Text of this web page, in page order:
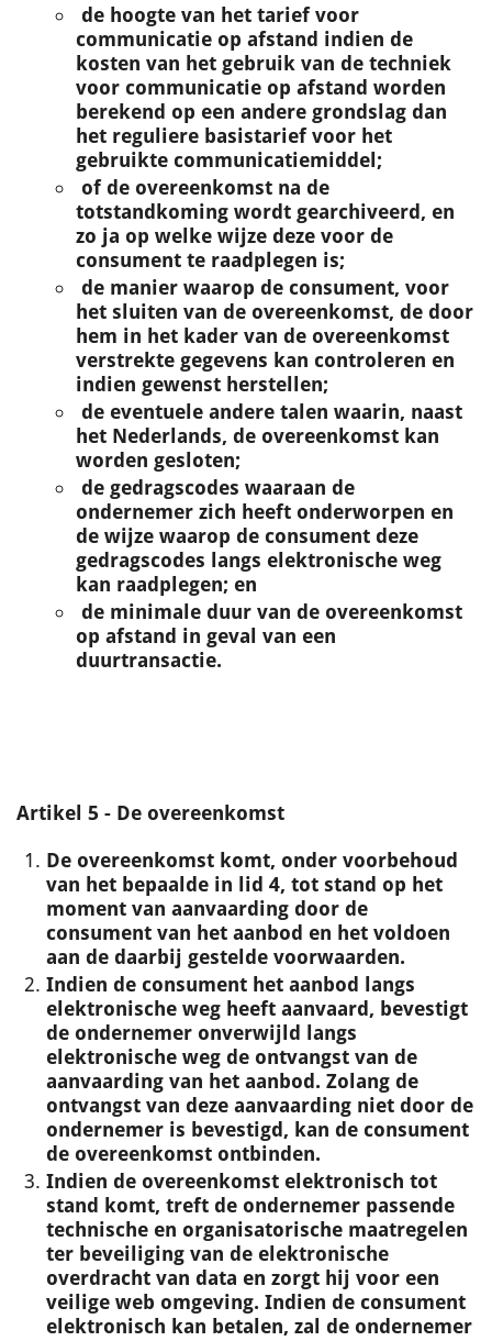
de hoogte van het tarief voor
communicatie op afstand indien de
kosten van het gebruik van de techniek
voor communicatie op afstand worden
berekend op een andere grondslag dan
het reguliere basistarief voor het
gebruikte communicatiemiddel;
of de overeenkomst na de
totstandkoming wordt gearchiveerd, en
zo ja op welke wijze deze voor de
consument te raadplegen is;
de manier waarop de consument, voor
het sluiten van de overeenkomst, de door
hem in het kader van de overeenkomst
verstrekte gegevens kan controleren en
indien gewenst herstellen;
de eventuele andere talen waarin, naast
het Nederlands, de overeenkomst kan
worden gesloten;
de gedragscodes waaraan de
ondernemer zich heeft onderworpen en
de wijze waarop de consument deze
gedragscodes langs elektronische weg
kan raadplegen; en
de minimale duur van de overeenkomst
op afstand in geval van een
duurtransactie.
Artikel 5 - De overeenkomst
De overeenkomst komt, onder voorbehoud
van het bepaalde in lid 4, tot stand op het
moment van aanvaarding door de
consument van het aanbod en het voldoen
aan de daarbij gestelde voorwaarden.
Indien de consument het aanbod langs
elektronische weg heeft aanvaard, bevestigt
de ondernemer onverwijld langs
elektronische weg de ontvangst van de
aanvaarding van het aanbod. Zolang de
ontvangst van deze aanvaarding niet door de
ondernemer is bevestigd, kan de consument
de overeenkomst ontbinden.
Indien de overeenkomst elektronisch tot
stand komt, treft de ondernemer passende
technische en organisatorische maatregelen
ter beveiliging van de elektronische
overdracht van data en zorgt hij voor een
veilige web omgeving. Indien de consument
elektronisch kan betalen, zal de ondernemer